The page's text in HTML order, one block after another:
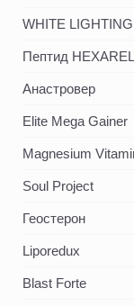
WHITE LIGHTING
Пептид
Анастровер
Elite Mega Gainer
Magnesium
Soul Project
Геостерон
Liporedux
Blast Forte